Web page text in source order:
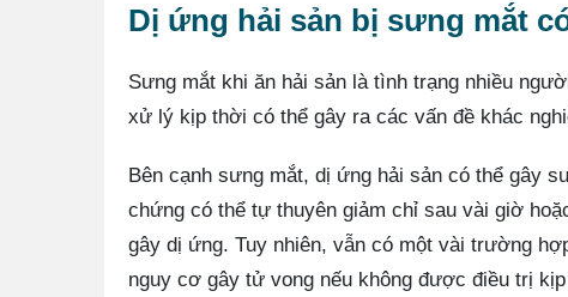
Dị ứng hải sản bị sưng mắt
Sưng mắt khi ăn hải sản là tình trạng nhiều
xử lý kịp thời có thể gây ra các vấn đề khác
Bên cạnh sưng mắt, dị ứng hải sản có thể gây
chứng có thể tự thuyên giảm chỉ sau vài giờ
gây dị ứng. Tuy nhiên, vẫn có một vài trường
nguy cơ gây tử vong nếu không được điều trị